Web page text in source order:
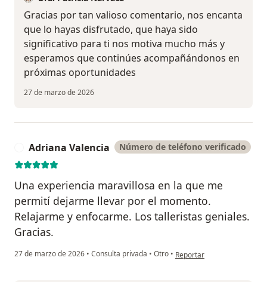
Gracias por tan valioso comentario, nos encanta
que lo hayas disfrutado, que haya sido
significativo para ti nos motiva mucho más y
esperamos que continúes acompañándonos en
próximas oportunidades
27 de marzo de 2026
Adriana Valencia Número de teléfono verificado
Una experiencia maravillosa en la que me
permití dejarme llevar por el momento.
Relajarme y enfocarme. Los talleristas geniales.
Gracias.
27 de marzo de 2026 • Consulta privada • Otro • en opinión del usuario
Reportar